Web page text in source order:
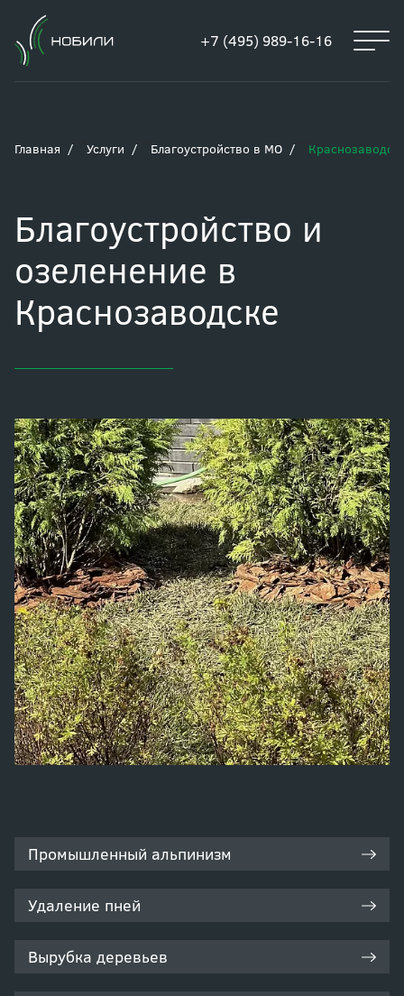
+7 (495) 989-16-16
Главная Услуги Благоустройство в МО Краснозаводск
Благоустройство и
озеленение в
Краснозаводске
Промышленный альпинизм
Удаление пней
Вырубка деревьев